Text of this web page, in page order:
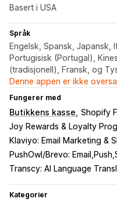
Basert i USA
Språk
Engelsk, Spansk, Japansk,
Portugisisk (Portugal),
(tradisjonell), Fransk, og
Denne appen er ikke
Fungerer med
Butikkens kasse Shopify
Joy Rewards & Loyalty
Klaviyo: Email Marketing &
PushOwl/Brevo:
Transcy: AI Language
Kategorier